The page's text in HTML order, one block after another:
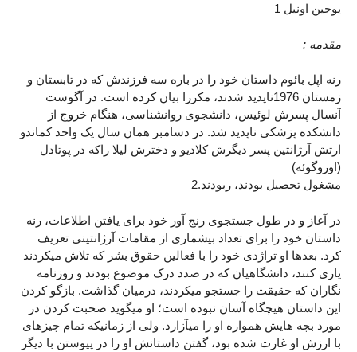
یوجین اونیل 1
مقدمه :
رنه اپل بائوم داستان خود را در باره سه فرزندش که در تابستان و
زمستان 1976ناپدید شدند، مکررا بیان کرده است. در آگوست
آنسال پسرش لوئیس، دانشجوی روانشناسی، هنگام خروج از
دانشکده پزشکی ناپدید شد. در دسامبر همان سال یک واحد کماندو
ارتش آرژانتین پسر دیگرش کلادیو و دخترش لیلا راکه در پوتادل
(اوروگوئه)
مشغول تحصیل بودند، ربودند.2
در آغاز و در طول جستجوی رنج آور خود برای یافتن اطلاعات، رنه
داستان خود را برای تعداد بیشماری از مقامات آرژانتینی تعریف
کرد. بعدها او تراژدی خود را با فعالین حقوق بشر که تلاش میکردند
یاری کنند، دانشگاهیان که در صدد درک موضوع بودند و روزنامه
نگاران که حقیقت را جستجو میکردند، درمیان گذاشت. بازگو کردن
این داستان هیچگاه آسان نبوده است؛ او میگوید صحبت کردن در
مورد بچه هایش همواره او را میآزارد. ولی از زمانیکه تمام چیزهای
با ارزش او غارت شده بود، گفتن داستانش او را در پیوستن با دیگر